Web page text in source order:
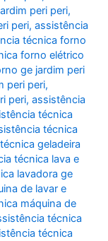
peri peri,
peri,assistência
técnica forno
forno elétrico
ge jardim peri
peri peri,
peri,assistência
técnica
técnica
geladeira
técnica lava e
lavadora ge
de lavar e
máquina de
técnica
técnica